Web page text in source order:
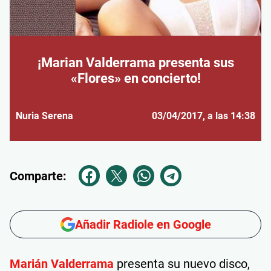
¡Marian Valderrama presenta sus
«Flores» en concierto!
Nuria Serena 03/04/2017, a las 14:38
Comparte:
Añadir Radiole en Google
Marián Valderrama presenta su nuevo disco,